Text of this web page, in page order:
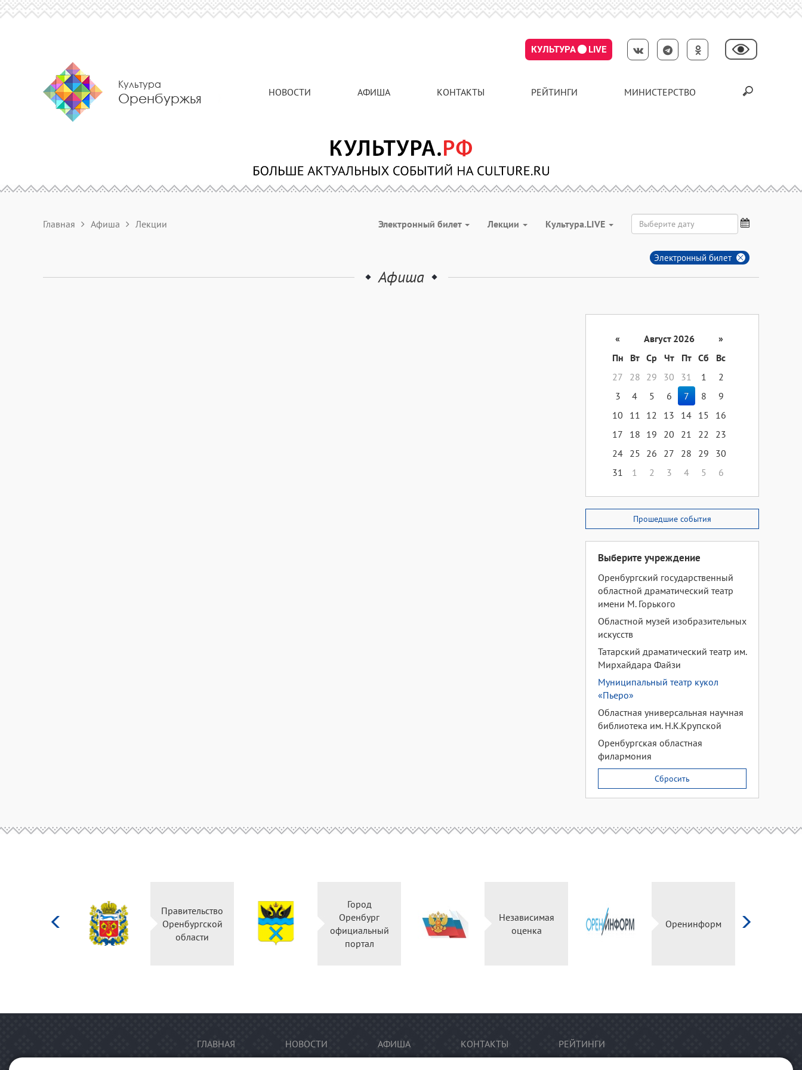
КУЛЬТУРА LIVE
Культура
Оренбуржья НОВОСТИ АФИША КОНТАКТЫ РЕЙТИНГИ МИНИСТЕРСТВО
Главная Афиша Лекции Электронный билет Лекции Культура.LIVE
Электронный билет
Афиша
« Август 2026
»
Пн
Вт Ср Чт Пт Сб
Вс
27
28 29 30 31 1
2
3
4 5 6 7 8
9
10
11 12 13 14 15
16
17
18 19 20 21 22
23
24 25 26 27 28 29
30
31
1 2 3 4 5 6
Прошедшие события
Выберите учреждение
Оренбургский государственный
областной драматический театр
имени М. Горького
Областной музей изобразительных
искусств
Татарский драматический театр им.
Мирхайдара Файзи
Муниципальный театр кукол
«Пьеро»
Областная универсальная научная
библиотека им. Н.К.Крупской
Оренбургская областная
филармония
Сбросить
Правительство
Оренбургской
области
Город
Оренбург
официальный
портал
Независимая
оценка
Оренинформ
ГЛАВНАЯ НОВОСТИ АФИША КОНТАКТЫ РЕЙТИНГИ